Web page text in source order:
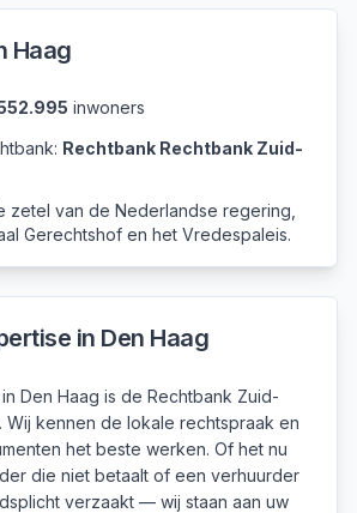
Haag
inwoners
Rechtbank Rechtbank Zuid-
zetel van de Nederlandse regering,
Gerechtshof en het Vredespaleis.
in Den Haag
Den Haag is de Rechtbank Zuid-
kennen de lokale rechtspraak en
het beste werken. Of het nu
die niet betaalt of een verhuurder
verzaakt — wij staan aan uw